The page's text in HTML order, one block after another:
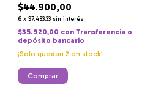
$44.900,00
6 x $7.483,33 sin interés
$35.920,00 con Transferencia o
depósito bancario
¡Solo quedan 2 en stock!
Comprar